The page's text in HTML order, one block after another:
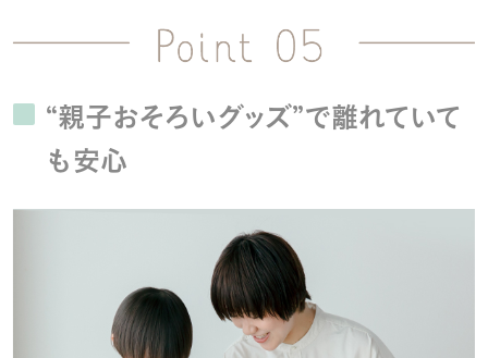
“親子おそろいグッズ”で離れていて
も安心